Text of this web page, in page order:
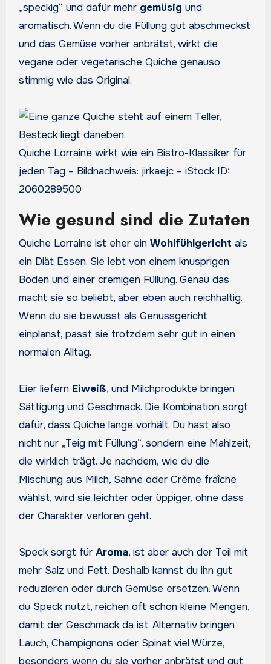
„speckig“ und dafür mehr gemüsig und
aromatisch. Wenn du die Füllung gut abschmeckst
und das Gemüse vorher anbrätst, wirkt die
vegane oder vegetarische Quiche genauso
stimmig wie das Original.
Quiche Lorraine wirkt wie ein Bistro-Klassiker für
jeden Tag – Bildnachweis: jirkaejc – iStock ID:
2060289500
Wie gesund sind die Zutaten
Quiche Lorraine ist eher ein Wohlfühlgericht als
ein Diät Essen. Sie lebt von einem knusprigen
Boden und einer cremigen Füllung. Genau das
macht sie so beliebt, aber eben auch reichhaltig.
Wenn du sie bewusst als Genussgericht
einplanst, passt sie trotzdem sehr gut in einen
normalen Alltag.
Eier liefern Eiweiß, und Milchprodukte bringen
Sättigung und Geschmack. Die Kombination sorgt
dafür, dass Quiche lange vorhält. Du hast also
nicht nur „Teig mit Füllung“, sondern eine Mahlzeit,
die wirklich trägt. Je nachdem, wie du die
Mischung aus Milch, Sahne oder Crème fraîche
wählst, wird sie leichter oder üppiger, ohne dass
der Charakter verloren geht.
Speck sorgt für Aroma, ist aber auch der Teil mit
mehr Salz und Fett. Deshalb kannst du ihn gut
reduzieren oder durch Gemüse ersetzen. Wenn
du Speck nutzt, reichen oft schon kleine Mengen,
damit der Geschmack da ist. Alternativ bringen
Lauch, Champignons oder Spinat viel Würze,
besonders wenn du sie vorher anbrätst und gut